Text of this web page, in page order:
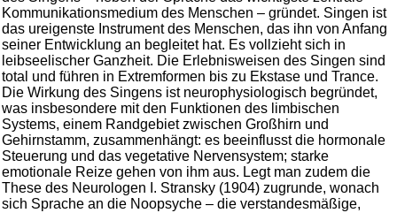
Kommunikationsmedium des Menschen – gründet. Singen ist
das ureigenste Instrument des Menschen, das ihn von Anfang
seiner Entwicklung an begleitet hat. Es vollzieht sich in
leibseelischer Ganzheit. Die Erlebnisweisen des Singen sind
total und führen in Extremformen bis zu Ekstase und Trance.
Die Wirkung des Singens ist neurophysiologisch begründet,
was insbesondere mit den Funktionen des limbischen
Systems, einem Randgebiet zwischen Großhirn und
Gehirnstamm, zusammenhängt: es beeinflusst die hormonale
Steuerung und das vegetative Nervensystem; starke
emotionale Reize gehen von ihm aus. Legt man zudem die
These des Neurologen I. Stransky (1904) zugrunde, wonach
sich Sprache an die Noopsyche – die verstandesmäßige,